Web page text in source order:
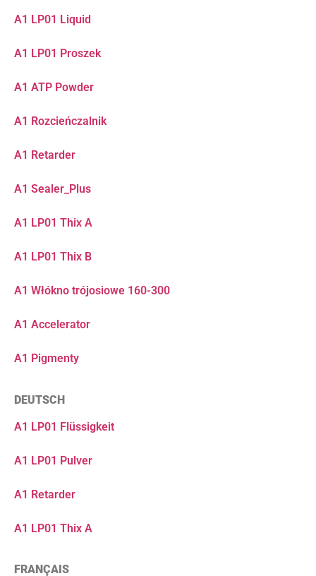
A1 LP01 Liquid
A1 LP01 Proszek
A1 ATP Powder
A1 Rozcieńczalnik
A1 Retarder
A1 Sealer_Plus
A1 LP01 Thix A
A1 LP01 Thix B
A1 Włókno trójosiowe 160-300
A1 Accelerator
A1 Pigmenty
DEUTSCH
A1 LP01 Flüssigkeit
A1 LP01 Pulver
A1 Retarder
A1 LP01 Thix A
FRANÇAIS